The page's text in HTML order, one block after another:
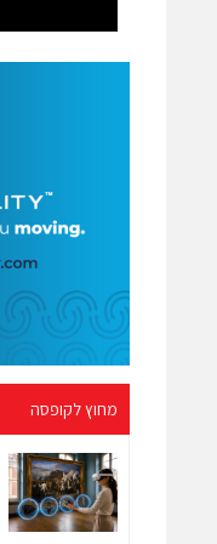
מחוץ לקופסה